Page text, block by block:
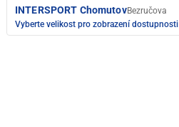
INTERSPORT ChomutovBezručova
Vyberte velikost pro zobrazení dostupnosti